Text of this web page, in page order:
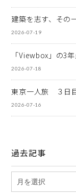
建築を志す、その
2026-07-19
「Viewbox」の3
2026-07-18
東京一人旅 ３日
2026-07-16
過去記事